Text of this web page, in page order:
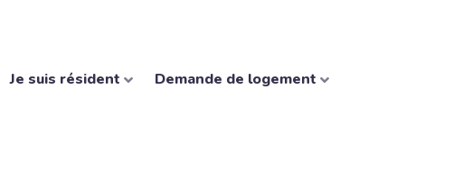
Je suis résident Demande de logement